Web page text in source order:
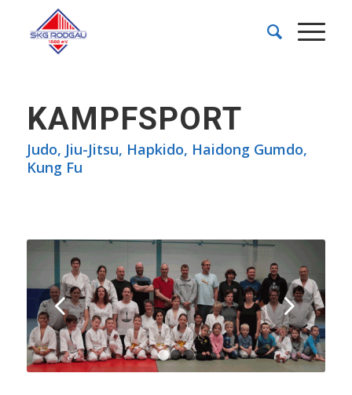
KAMPFSPORT
Judo, Jiu-Jitsu, Hapkido, Haidong Gumdo,
Kung Fu
Weiter
1 3